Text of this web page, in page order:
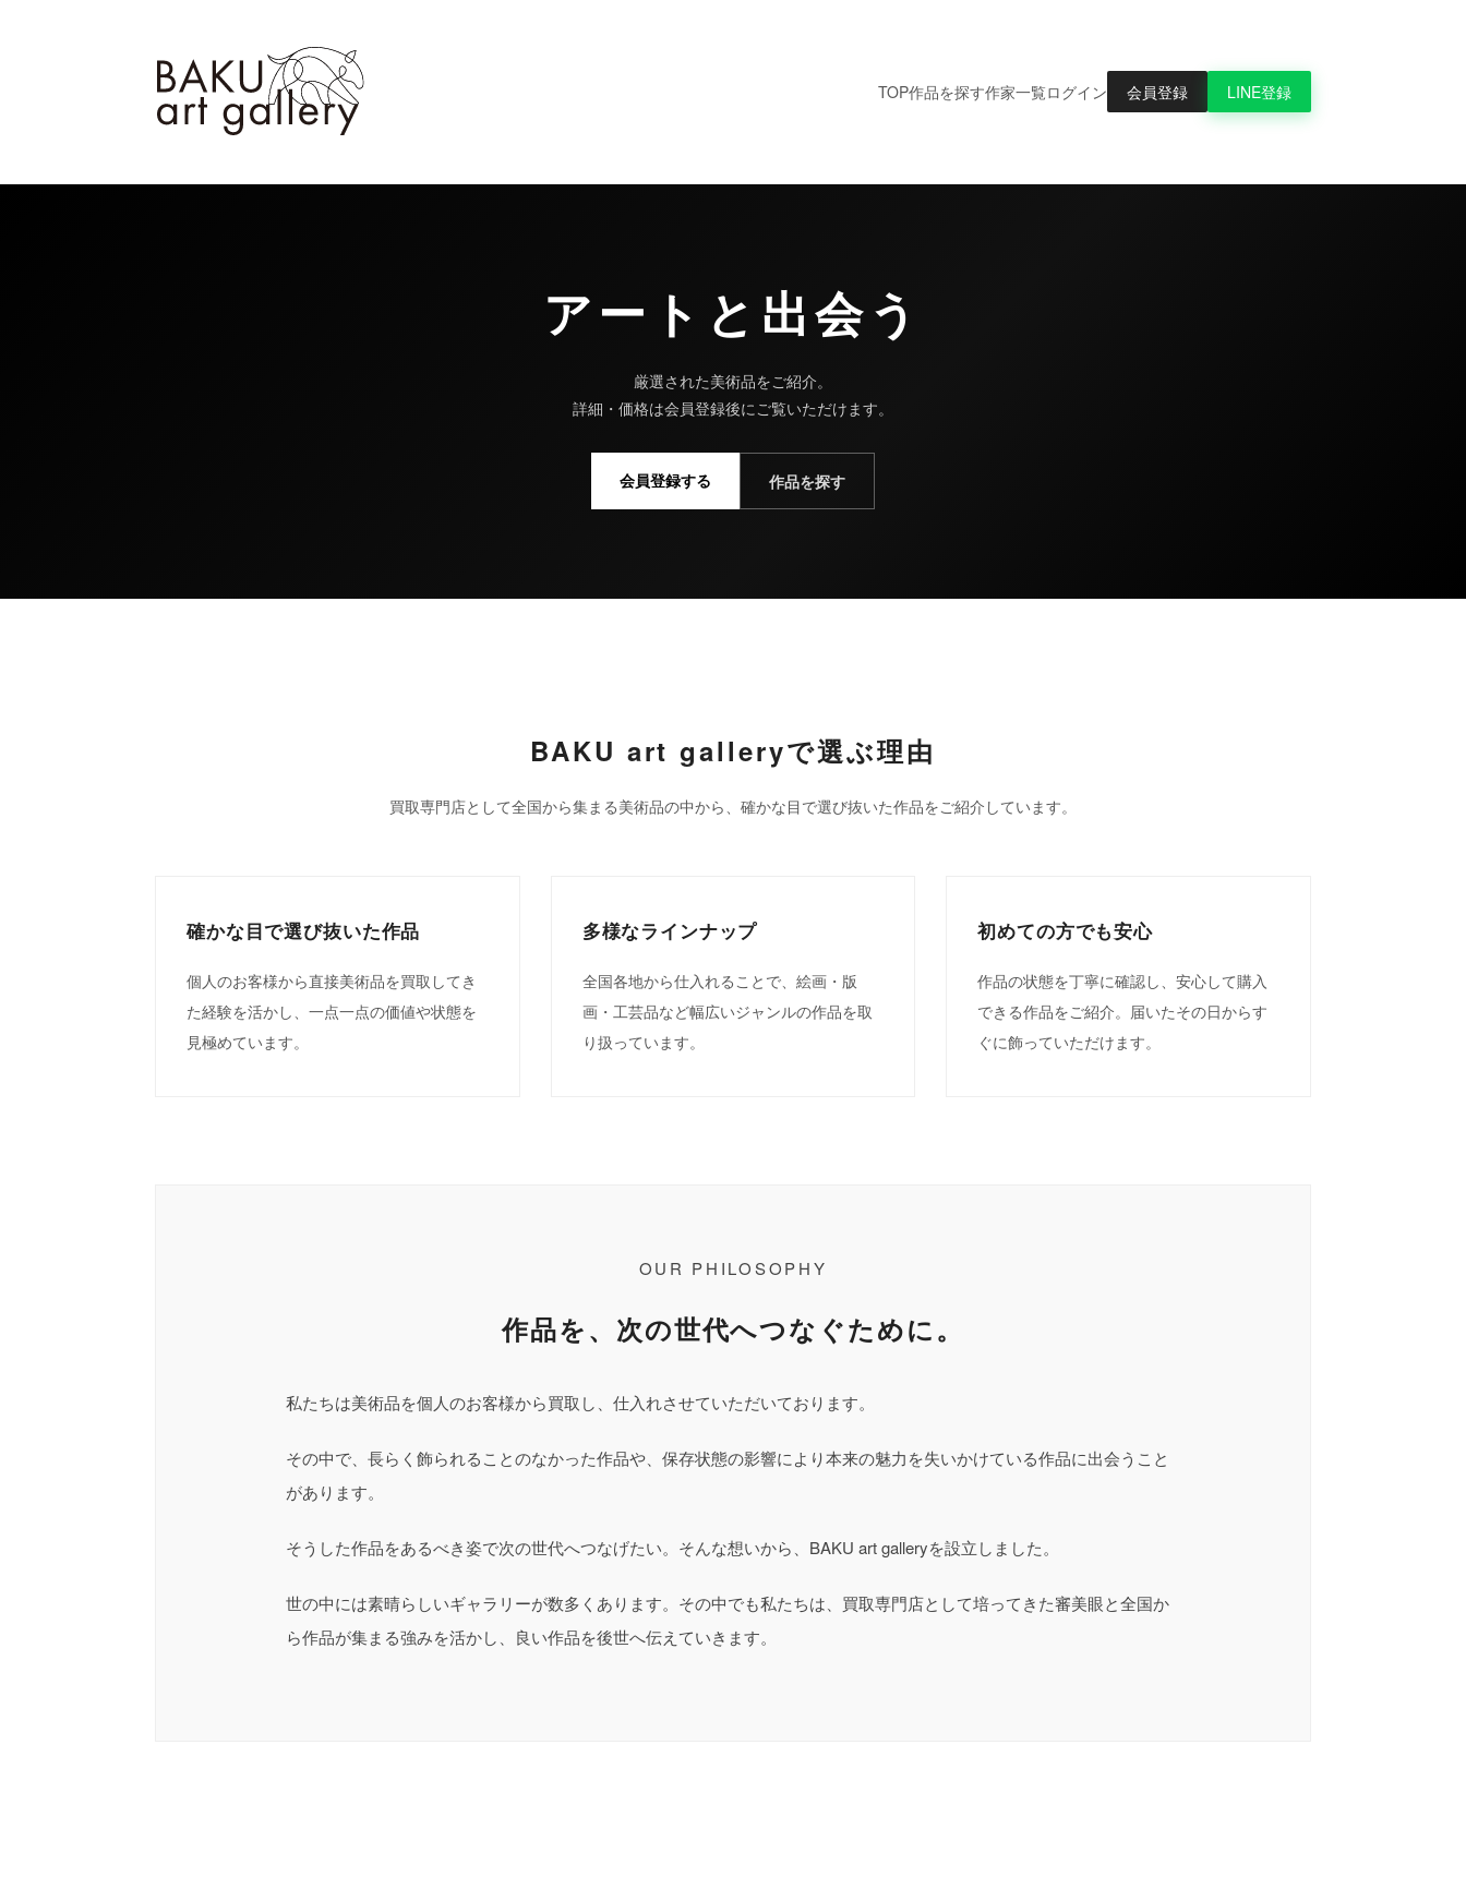
TOP作品を探す作家一覧ログイン 会員登録 LINE登録
アートと出会う
厳選された美術品をご紹介。
詳細・価格は会員登録後にご覧いただけます。
会員登録する 作品を探す
BAKU art galleryで選ぶ理由
買取専門店として全国から集まる美術品の中から、確かな目で選び抜いた作品をご紹介しています。
確かな目で選び抜いた作品
個人のお客様から直接美術品を買取してき
た経験を活かし、一点一点の価値や状態を
見極めています。
多様なラインナップ
全国各地から仕入れることで、絵画・版
画・工芸品など幅広いジャンルの作品を取
り扱っています。
初めての方でも安心
作品の状態を丁寧に確認し、安心して購入
できる作品をご紹介。届いたその日からす
ぐに飾っていただけます。
OUR PHILOSOPHY
作品を、次の世代へつなぐために。
私たちは美術品を個人のお客様から買取し、仕入れさせていただいております。
その中で、長らく飾られることのなかった作品や、保存状態の影響により本来の魅力を失いかけている作品に出会うこと
があります。
そうした作品をあるべき姿で次の世代へつなげたい。そんな想いから、BAKU art galleryを設立しました。
世の中には素晴らしいギャラリーが数多くあります。その中でも私たちは、買取専門店として培ってきた審美眼と全国か
ら作品が集まる強みを活かし、良い作品を後世へ伝えていきます。